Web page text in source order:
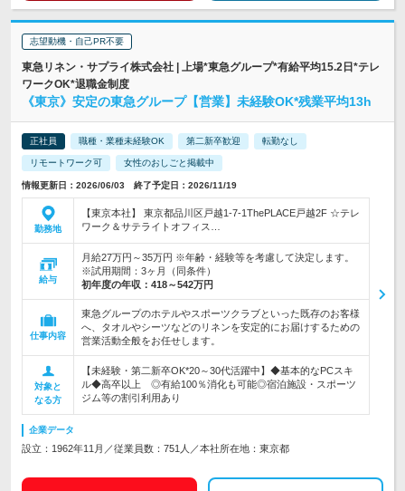
志望動機・自己PR不要
東急リネン・サプライ株式会社 | 上場*東急グループ*有給平均15.2日*テレ
ワークOK*退職金制度
《東京》安定の東急グループ【営業】未経験OK*残業平均13h
正社員 職種・業種未経験OK 第二新卒歓迎 転勤なし
リモートワーク可 女性のおしごと掲載中
情報更新日：2026/06/03 終了予定日：2026/11/19
勤務地
【東京本社】 東京都品川区戸越1-7-1ThePLACE戸越2F ☆テレ
ワーク＆サテライトオフィス…
給与
月給27万円～35万円 ※年齢・経験等を考慮して決定します。
※試用期間：3ヶ月（同条件）
初年度の年収： 418～542万円
仕事内容
東急グループのホテルやスポーツクラブといった既存のお客様
へ、タオルやシーツなどのリネンを安定的にお届けするための
営業活動全般をお任せします。
対象と
なる方
【未経験・第二新卒OK*20～30代活躍中】◆基本的なPCスキ
ル◆高卒以上 ◎有給100％消化も可能◎宿泊施設・スポーツ
ジム等の割引利用あり
企業データ
設立：1962年11月／従業員数：751人／本社所在地：東京都